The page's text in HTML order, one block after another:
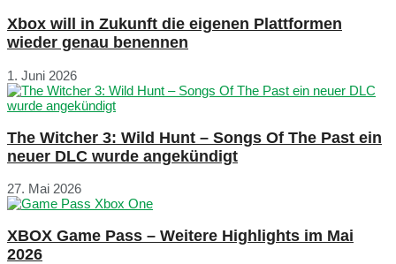
Xbox will in Zukunft die eigenen Plattformen
wieder genau benennen
1. Juni 2026
The Witcher 3: Wild Hunt – Songs Of The Past ein
neuer DLC wurde angekündigt
27. Mai 2026
XBOX Game Pass – Weitere Highlights im Mai
2026